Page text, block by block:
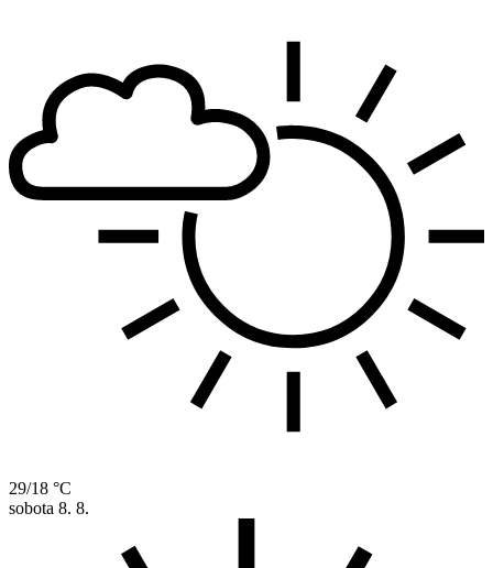
29/18 °C
sobota 8. 8.